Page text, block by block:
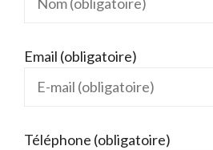
Email (obligatoire)
Téléphone (obligatoire)